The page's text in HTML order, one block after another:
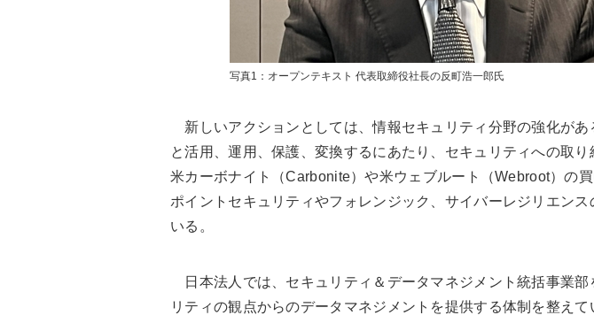
写真1：オープンテキスト 代表取締役社長の反町浩一郎氏
新しいアクションとしては、情報セキュリティ分野の強化があ
と活用、運用、保護、変換するにあたり、セキュリティへの取り
米カーボナイト（Carbonite）や米ウェブルート（Webroot）の
ポイントセキュリティやフォレンジック、サイバーレジリエンス
いる。
日本法人では、セキュリティ＆データマネジメント統括事業部
リティの観点からのデータマネジメントを提供する体制を整えて